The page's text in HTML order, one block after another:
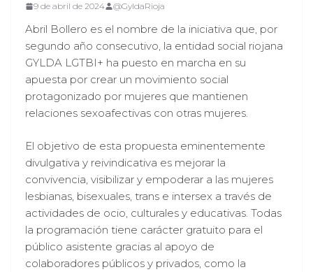
9 de abril de 2024 @GyldaRioja
Abril Bollero es el nombre de la iniciativa que, por
segundo año consecutivo, la entidad social riojana
GYLDA LGTBI+ ha puesto en marcha en su
apuesta por crear un movimiento social
protagonizado por mujeres que mantienen
relaciones sexoafectivas con otras mujeres.
El objetivo de esta propuesta eminentemente
divulgativa y reivindicativa es mejorar la
convivencia, visibilizar y empoderar a las mujeres
lesbianas, bisexuales, trans e intersex a través de
actividades de ocio, culturales y educativas. Todas
la programación tiene carácter gratuito para el
público asistente gracias al apoyo de
colaboradores públicos y privados, como la